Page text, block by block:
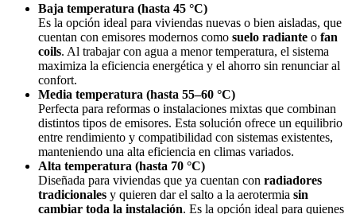
Baja temperatura (hasta 45 °C)
Es la opción ideal para viviendas nuevas o bien aisladas, que
cuentan con emisores modernos como suelo radiante o fan
coils. Al trabajar con agua a menor temperatura, el sistema
maximiza la eficiencia energética y el ahorro sin renunciar al
confort.
Media temperatura (hasta 55–60 °C)
Perfecta para reformas o instalaciones mixtas que combinan
distintos tipos de emisores. Esta solución ofrece un equilibrio
entre rendimiento y compatibilidad con sistemas existentes,
manteniendo una alta eficiencia en climas variados.
Alta temperatura (hasta 70 °C)
Diseñada para viviendas que ya cuentan con radiadores
tradicionales y quieren dar el salto a la aerotermia sin
cambiar toda la instalación. Es la opción ideal para quienes